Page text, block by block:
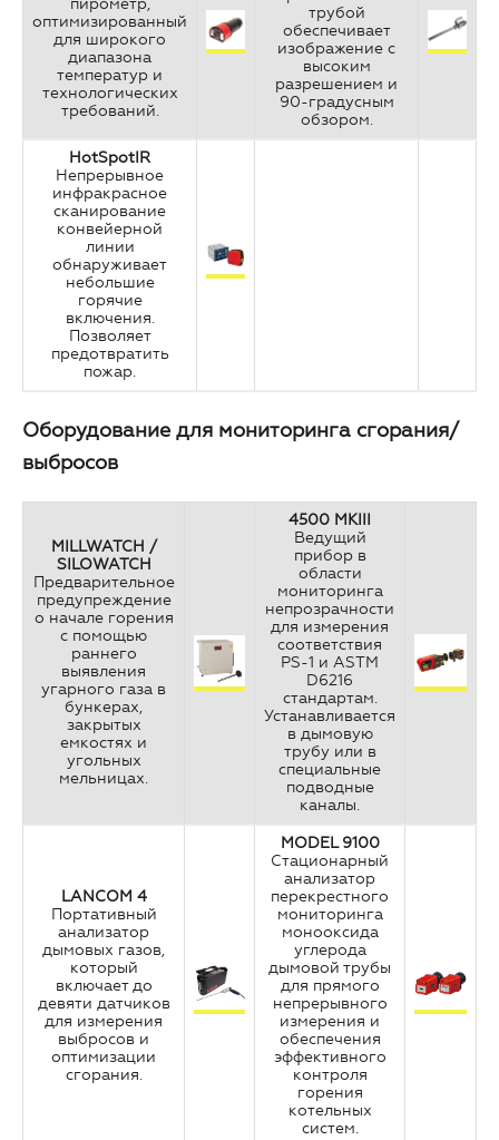
пирометр,
оптимизированный
для широкого
диапазона
температур и
технологических
требований.
трубой
обеспечивает
изображение с
высоким
разрешением и
90-градусным
обзором.
HotSpotIR
Непрерывное
инфракрасное
сканирование
конвейерной
линии
обнаруживает
небольшие
горячие
включения.
Позволяет
предотвратить
пожар.
Оборудование для мониторинга сгорания/
выбросов
MILLWATCH /
SILOWATCH
Предварительное
предупреждение
о начале горения
с помощью
раннего
выявления
угарного газа в
бункерах,
закрытых
емкостях и
угольных
мельницах.
4500 MKIII
Ведущий
прибор в
области
мониторинга
непрозрачности
для измерения
соответствия
PS-1 и ASTM
D6216
стандартам.
Устанавливается
в дымовую
трубу или в
специальные
подводные
каналы.
LANCOM 4
Портативный
анализатор
дымовых газов,
который
включает до
девяти датчиков
для измерения
выбросов и
оптимизации
сгорания.
MODEL 9100
Стационарный
анализатор
перекрестного
мониторинга
монооксида
углерода
дымовой трубы
для прямого
непрерывного
измерения и
обеспечения
эффективного
контроля
горения
котельных
систем.